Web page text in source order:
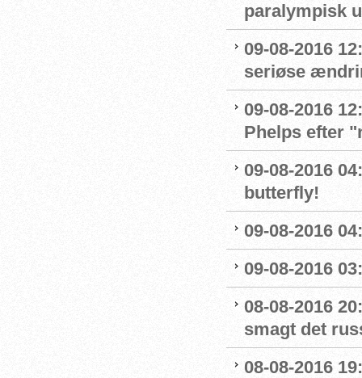
paralympisk
09-08-2016
seriøse
09-08-2016
Phelps efter
09-08-2016
butterfly!
09-08-2016
09-08-2016
08-08-2016
smagt det
08-08-2016